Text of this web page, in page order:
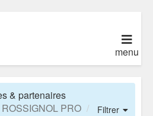
menu
& partenaires
ROSSIGNOL PRO Filtrer